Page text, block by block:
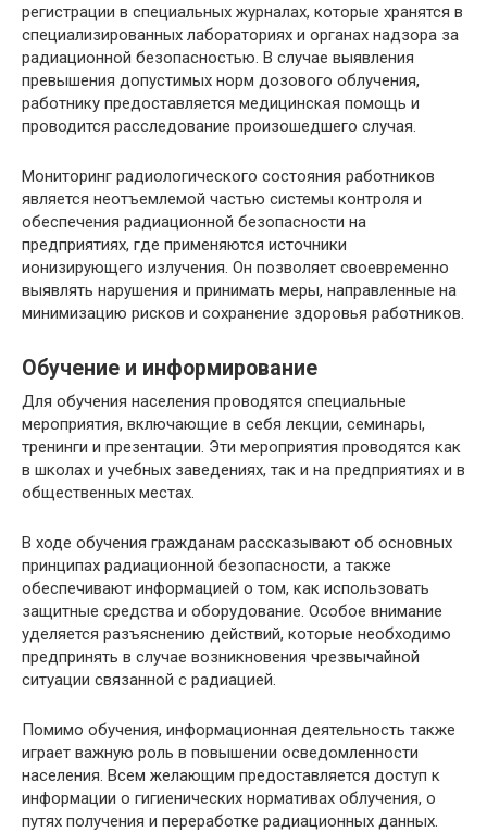
регистрации в специальных журналах, которые хранятся в
специализированных лабораториях и органах надзора за
радиационной безопасностью. В случае выявления
превышения допустимых норм дозового облучения,
работнику предоставляется медицинская помощь и
проводится расследование произошедшего случая.
Мониторинг радиологического состояния работников
является неотъемлемой частью системы контроля и
обеспечения радиационной безопасности на
предприятиях, где применяются источники
ионизирующего излучения. Он позволяет своевременно
выявлять нарушения и принимать меры, направленные на
минимизацию рисков и сохранение здоровья работников.
Обучение и информирование
Для обучения населения проводятся специальные
мероприятия, включающие в себя лекции, семинары,
тренинги и презентации. Эти мероприятия проводятся как
в школах и учебных заведениях, так и на предприятиях и в
общественных местах.
В ходе обучения гражданам рассказывают об основных
принципах радиационной безопасности, а также
обеспечивают информацией о том, как использовать
защитные средства и оборудование. Особое внимание
уделяется разъяснению действий, которые необходимо
предпринять в случае возникновения чрезвычайной
ситуации связанной с радиацией.
Помимо обучения, информационная деятельность также
играет важную роль в повышении осведомленности
населения. Всем желающим предоставляется доступ к
информации о гигиенических нормативах облучения, о
путях получения и переработке радиационных данных.